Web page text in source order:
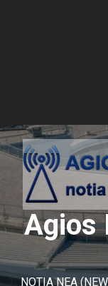
Agios
ΝΟΤΙΑ ΝΕΑ